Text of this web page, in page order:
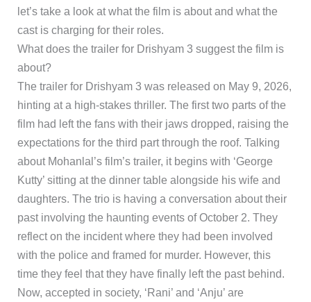
let’s take a look at what the film is about and what the
cast is charging for their roles.
What does the trailer for Drishyam 3 suggest the film is
about?
The trailer for Drishyam 3 was released on May 9, 2026,
hinting at a high-stakes thriller. The first two parts of the
film had left the fans with their jaws dropped, raising the
expectations for the third part through the roof. Talking
about Mohanlal’s film’s trailer, it begins with ‘George
Kutty’ sitting at the dinner table alongside his wife and
daughters. The trio is having a conversation about their
past involving the haunting events of October 2. They
reflect on the incident where they had been involved
with the police and framed for murder. However, this
time they feel that they have finally left the past behind.
Now, accepted in society, ‘Rani’ and ‘Anju’ are